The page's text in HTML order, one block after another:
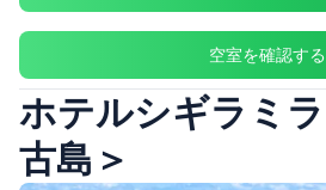
空室を確認する
ホテルシギラミ
古島＞